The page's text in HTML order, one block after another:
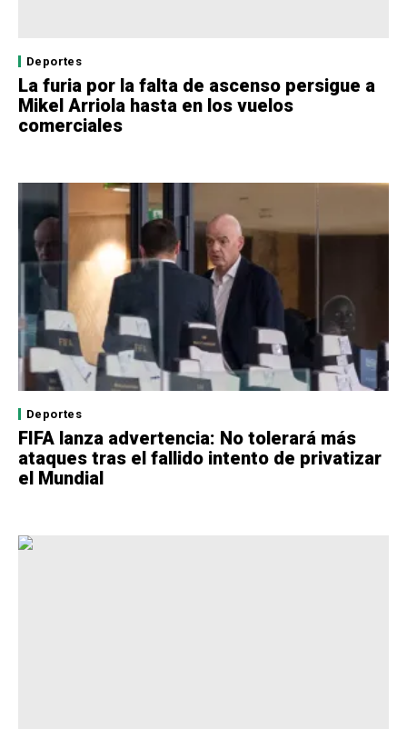
Deportes
La furia por la falta de ascenso persigue a
Mikel Arriola hasta en los vuelos
comerciales
Deportes
FIFA lanza advertencia: No tolerará más
ataques tras el fallido intento de privatizar
el Mundial